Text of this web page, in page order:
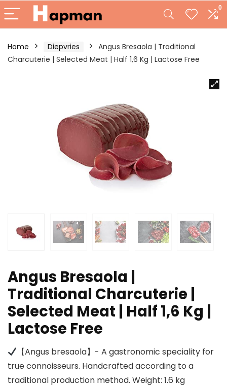
0
Home Diepvries
Angus Bresaola | Traditional
Charcuterie | Selected Meat | Half 1,6 Kg | Lactose Free
Angus Bresaola |
Traditional Charcuterie |
Selected Meat | Half 1,6 Kg |
Lactose Free
【Angus bresaola】- A gastronomic speciality for
true connoisseurs. Handcrafted according to a
traditional production method. Weight: 1.6 kg